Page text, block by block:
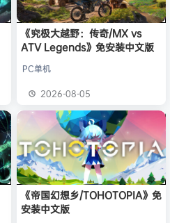
《究极大越野：传奇/MX vs
ATV Legends》免安装中文版
PC单机
2026-08-05
《帝国幻想乡/TOHOTOPIA》免
安装中文版